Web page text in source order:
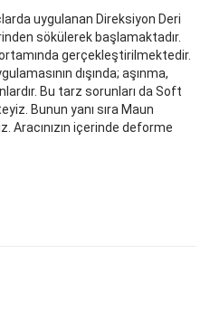
uygulanan Direksiyon Deri
sökülerek başlamaktadır.
gerçekleştirilmektedir.
dışında; aşınma,
Bu tarz sorunları da Soft
Bunun yanı sıra Maun
Aracınızın içerinde deforme